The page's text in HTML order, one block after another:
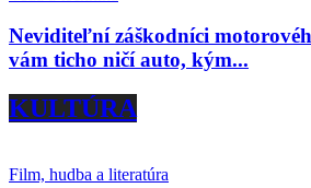
Neviditeľní záškodníci
vám ticho ničí auto, kým...
KULTÚRA
Film, hudba a literatúra